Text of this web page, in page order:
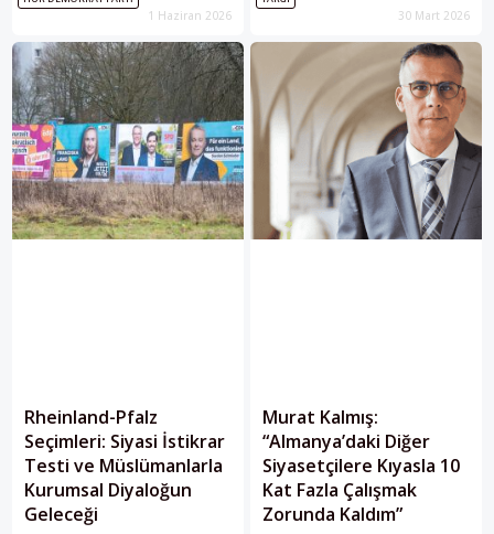
1 Haziran 2026
zarar görmemesi gerekçesine
30 Mart 2026
Rheinland-Pfalz
Seçimleri: Siyasi İstikrar
Testi ve Müslümanlarla
Kurumsal Diyaloğun
Geleceği
Murat Kalmış:
“Almanya’daki Diğer
Siyasetçilere Kıyasla 10
Kat Fazla Çalışmak
Zorunda Kaldım”